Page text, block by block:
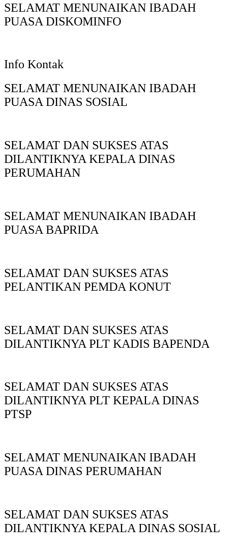
SELAMAT MENUNAIKAN IBADAH
PUASA DISKOMINFO
Info Kontak
SELAMAT MENUNAIKAN IBADAH
PUASA DINAS SOSIAL
SELAMAT DAN SUKSES ATAS
DILANTIKNYA KEPALA DINAS
PERUMAHAN
SELAMAT MENUNAIKAN IBADAH
PUASA BAPRIDA
SELAMAT DAN SUKSES ATAS
PELANTIKAN PEMDA KONUT
SELAMAT DAN SUKSES ATAS
DILANTIKNYA PLT KADIS BAPENDA
SELAMAT DAN SUKSES ATAS
DILANTIKNYA PLT KEPALA DINAS
PTSP
SELAMAT MENUNAIKAN IBADAH
PUASA DINAS PERUMAHAN
SELAMAT DAN SUKSES ATAS
DILANTIKNYA KEPALA DINAS SOSIAL